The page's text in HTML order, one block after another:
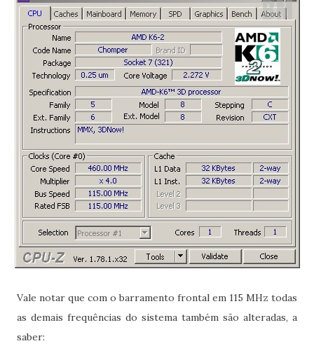
Vale notar que com o barramento frontal em 115 MHz todas
as demais frequências do sistema também são alteradas, a
saber: